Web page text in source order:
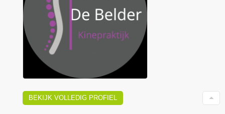
BEKIJK VOLLEDIG PROFIEL